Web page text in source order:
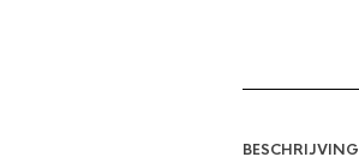
BESCHRIJVING